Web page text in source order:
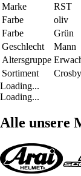
Marke
RST
Farbe
oliv
Farbe
Grün
Geschlecht
Mann
Altersgruppe
Sortiment
Crosby
Loading...
Loading...
Alle unsere